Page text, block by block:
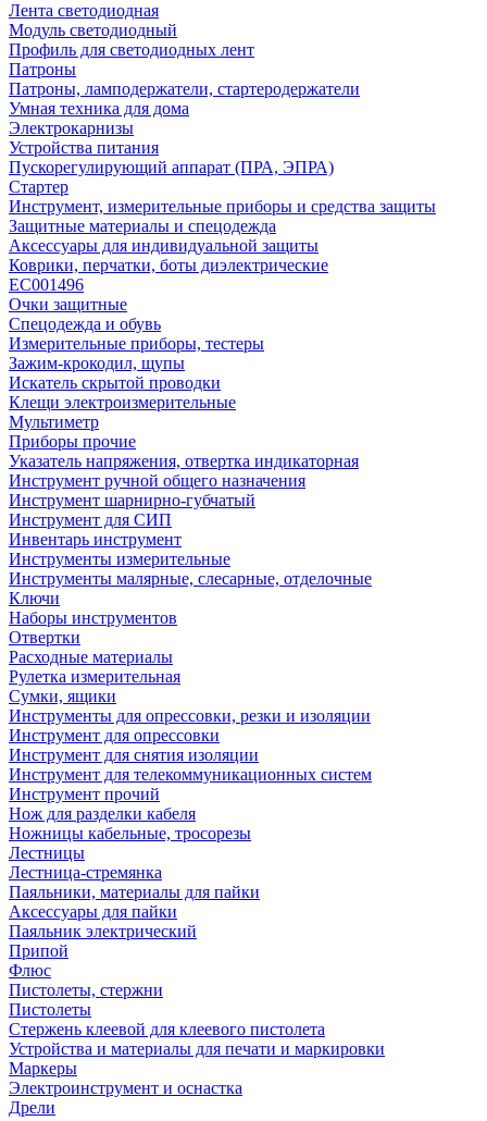
Лента светодиодная
Модуль светодиодный
Профиль для светодиодных лент
Патроны
Патроны, ламподержатели, стартеродержатели
Умная техника для дома
Электрокарнизы
Устройства питания
Пускорегулирующий аппарат (ПРА, ЭПРА)
Стартер
Инструмент, измерительные приборы и средства защиты
Защитные материалы и спецодежда
Аксессуары для индивидуальной защиты
Коврики, перчатки, боты диэлектрические
EC001496
Очки защитные
Спецодежда и обувь
Измерительные приборы, тестеры
Зажим-крокодил, щупы
Искатель скрытой проводки
Клещи электроизмерительные
Мультиметр
Приборы прочие
Указатель напряжения, отвертка индикаторная
Инструмент ручной общего назначения
Инструмент шарнирно-губчатый
Инструмент для СИП
Инвентарь инструмент
Инструменты измерительные
Инструменты малярные, слесарные, отделочные
Ключи
Наборы инструментов
Отвертки
Расходные материалы
Рулетка измерительная
Сумки, ящики
Инструменты для опрессовки, резки и изоляции
Инструмент для опрессовки
Инструмент для снятия изоляции
Инструмент для телекоммуникационных систем
Инструмент прочий
Нож для разделки кабеля
Ножницы кабельные, тросорезы
Лестницы
Лестница-стремянка
Паяльники, материалы для пайки
Аксессуары для пайки
Паяльник электрический
Припой
Флюс
Пистолеты, стержни
Пистолеты
Стержень клеевой для клеевого пистолета
Устройства и материалы для печати и маркировки
Маркеры
Электроинструмент и оснастка
Дрели